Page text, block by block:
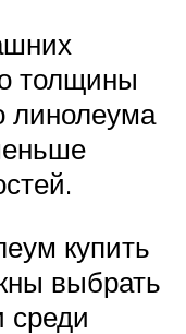
толщины
линолеума
купить
выбрать
среди